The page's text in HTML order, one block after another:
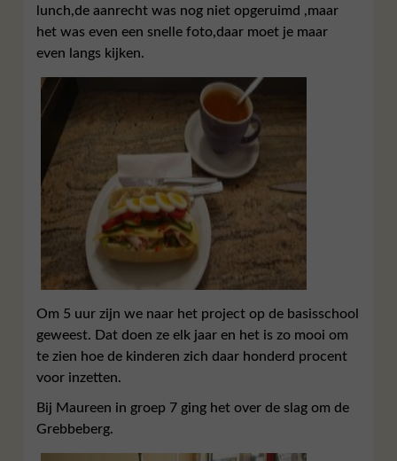
lunch,de aanrecht was nog niet opgeruimd ,maar
het was even een snelle foto,daar moet je maar
even langs kijken.
Om 5 uur zijn we naar het project op de basisschool
geweest. Dat doen ze elk jaar en het is zo mooi om
te zien hoe de kinderen zich daar honderd procent
voor inzetten.
Bij Maureen in groep 7 ging het over de slag om de
Grebbeberg.